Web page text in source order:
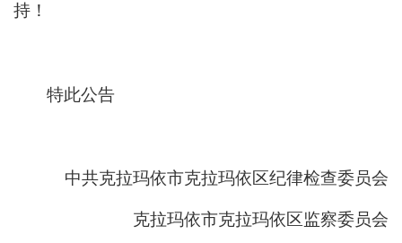
持！
特此公告
中共克拉玛依市克拉玛依区纪律检查委员会
克拉玛依市克拉玛依区监察委员会